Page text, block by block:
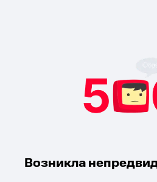
Возникла